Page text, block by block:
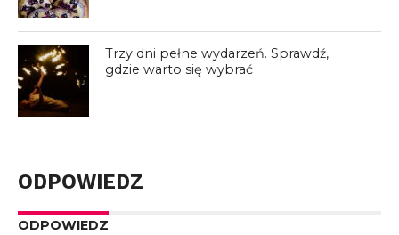
Trzy dni pełne wydarzeń. Sprawdź,
gdzie warto się wybrać
ODPOWIEDZ
ODPOWIEDZ